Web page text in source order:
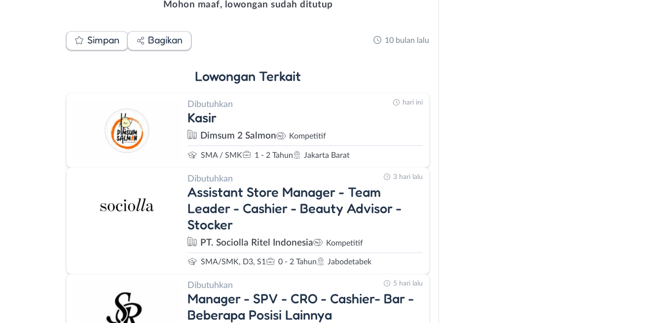
Mohon maaf, lowongan sudah ditutup
Simpan Bagikan 10 bulan lalu
Lowongan Terkait
Dibutuhkan
Kasir
Dimsum 2 Salmon Kompetitif
SMA / SMK 1 - 2 Tahun Jakarta Barat
hari ini
Dibutuhkan
Assistant Store Manager - Team
Leader - Cashier - Beauty Advisor -
Stocker
PT. Sociolla Ritel Indonesia Kompetitif
SMA/SMK, D3, S1 0 - 2 Tahun Jabodetabek
3 hari lalu
Dibutuhkan
Manager - SPV - CRO - Cashier- Bar -
Beberapa Posisi Lainnya
5 hari lalu